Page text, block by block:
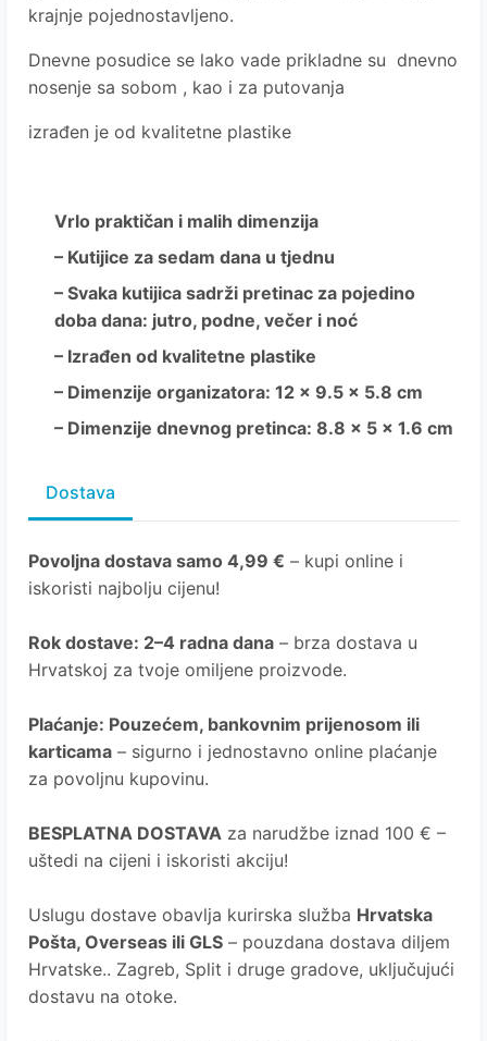
krajnje pojednostavljeno.
Dnevne posudice se lako vade prikladne su dnevno
nosenje sa sobom , kao i za putovanja
izrađen je od kvalitetne plastike
Vrlo praktičan i malih dimenzija
– Kutijice za sedam dana u tjednu
– Svaka kutijica sadrži pretinac za pojedino
doba dana: jutro, podne, večer i noć
– Izrađen od kvalitetne plastike
– Dimenzije organizatora: 12 x 9.5 x 5.8 cm
– Dimenzije dnevnog pretinca: 8.8 x 5 x 1.6 cm
Dostava
Povoljna dostava samo 4,99 € – kupi online i
iskoristi najbolju cijenu!
Rok dostave: 2–4 radna dana – brza dostava u
Hrvatskoj za tvoje omiljene proizvode.
Plaćanje: Pouzećem, bankovnim prijenosom ili
karticama – sigurno i jednostavno online plaćanje
za povoljnu kupovinu.
BESPLATNA DOSTAVA za narudžbe iznad 100 € –
uštedi na cijeni i iskoristi akciju!
Uslugu dostave obavlja kurirska služba Hrvatska
Pošta, Overseas ili GLS – pouzdana dostava diljem
Hrvatske.. Zagreb, Split i druge gradove, uključujući
dostavu na otoke.